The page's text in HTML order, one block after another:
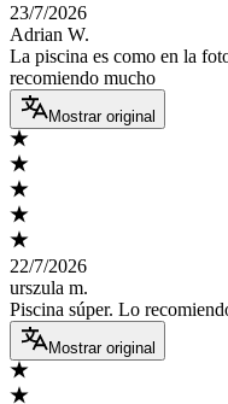
23/7/2026
Adrian W.
La piscina es como en la
recomiendo mucho
Mostrar original
22/7/2026
urszula m.
Piscina súper. Lo
Mostrar original